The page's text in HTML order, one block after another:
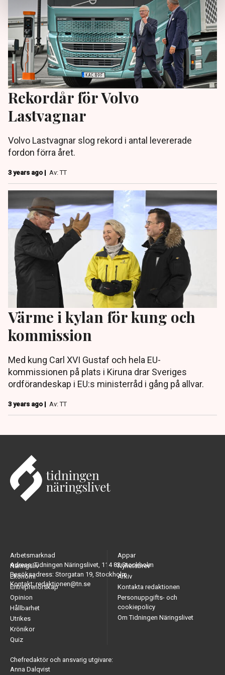
Rekordår för Volvo
Lastvagnar
Volvo Lastvagnar slog rekord i antal levererade
fordon förra året.
3 years ago | Av: TT
Värme i kylan för kung och
kommission
Med kung Carl XVI Gustaf och hela EU-
kommissionen på plats i Kiruna drar Sveriges
ordförandeskap i EU:s ministerråd i gång på allvar.
3 years ago | Av: TT
Adress: Tidningen Näringslivet, 114 82 Stockholm
Besöksadress: Storgatan 19, Stockholm
Kontakt: redaktionen@tn.se
Arbetsmarknad
Näringsliv
Ekonomi
Entreprenörskap
Opinion
Hållbarhet
Utrikes
Krönikor
Quiz
Appar
Nyhetsbrev
Arkiv
Kontakta redaktionen
Personuppgifts- och
cookiepolicy
Om Tidningen Näringslivet
Chefredaktör och ansvarig utgivare:
Anna Dalqvist